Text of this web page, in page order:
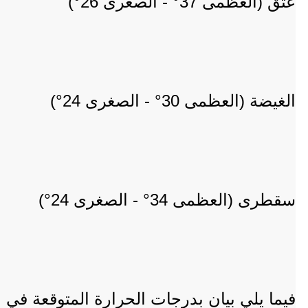
الغيضة (العظمى 30° - الصغرى 24°)
سقطرى (العظمى 34° - الصغرى 24°)
فيما يلي بيان بدرجات الحرارة المتوقعة في